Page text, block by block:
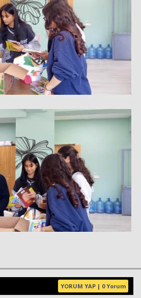
YORUM YAP | 0 Yorum